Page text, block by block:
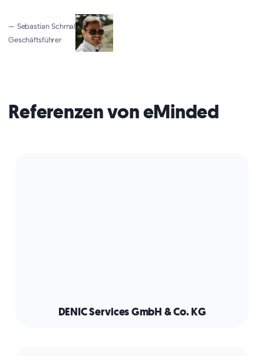
— Sebastian Schmal
Geschäftsführer
Referenzen von eMinded
DENIC Services GmbH & Co. KG